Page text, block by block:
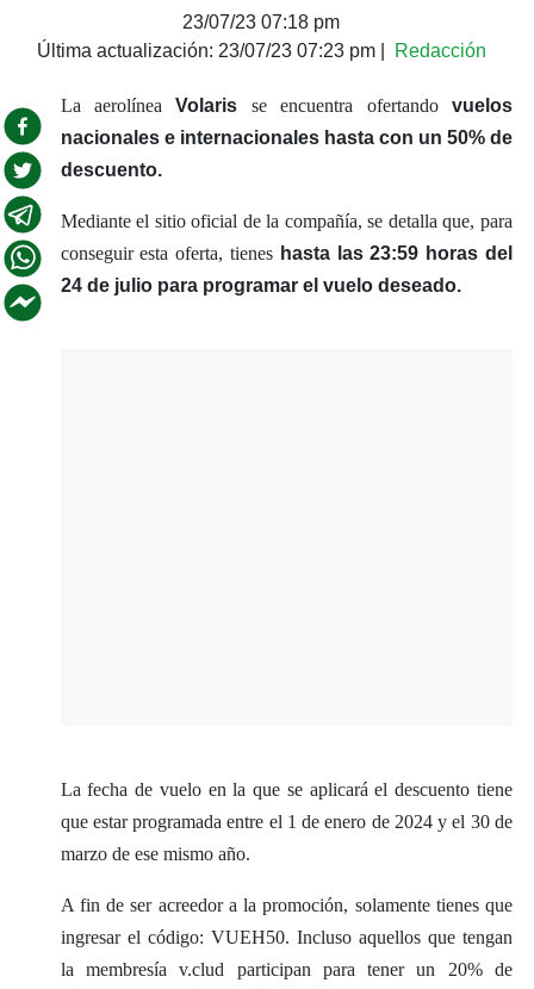
23/07/23 07:18 pm
Última actualización: 23/07/23 07:23 pm| Redacción
La aerolíneaVolaris se encuentra ofertando vuelos
nacionales e internacionales hasta con un 50% de
descuento.
Mediante el sitio oficial de la compañía, se detalla que, para
conseguir esta oferta, tienes hasta las 23:59 horas del
24 de julio para programar el vuelo deseado.
La fecha de vuelo en la que se aplicará el descuento tiene
que estar programada entre el 1 de enero de 2024 y el 30 de
marzo de ese mismo año.
A fin de ser acreedor a la promoción, solamente tienes que
ingresar el código: VUEH50. Incluso aquellos que tengan
la membresía v.clud participan para tener un 20% de